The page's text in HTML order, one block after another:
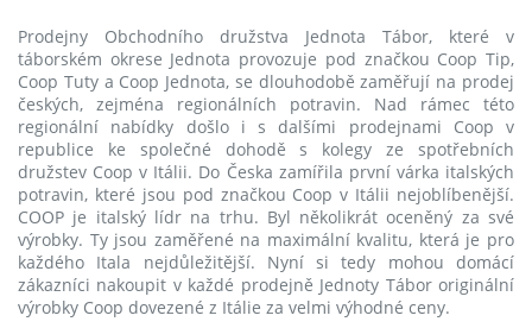
Prodejny Obchodního družstva Jednota Tábor, které v
táborském okrese Jednota provozuje pod značkou Coop Tip,
Coop Tuty a Coop Jednota, se dlouhodobě zaměřují na prodej
českých, zejména regionálních potravin. Nad rámec této
regionální nabídky došlo i s dalšími prodejnami Coop v
republice ke společné dohodě s kolegy ze spotřebních
družstev Coop v Itálii. Do Česka zamířila první várka italských
potravin, které jsou pod značkou Coop v Itálii nejoblíbenější.
COOP je italský lídr na trhu. Byl několikrát oceněný za své
výrobky. Ty jsou zaměřené na maximální kvalitu, která je pro
každého Itala nejdůležitější. Nyní si tedy mohou domácí
zákazníci nakoupit v každé prodejně Jednoty Tábor originální
výrobky Coop dovezené z Itálie za velmi výhodné ceny.